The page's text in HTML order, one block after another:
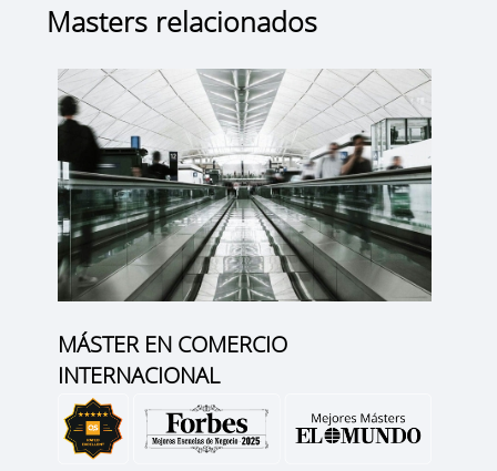
Masters relacionados
MÁSTER EN COMERCIO
INTERNACIONAL